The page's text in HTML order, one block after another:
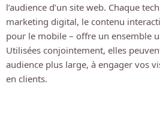
l’audience d’un site web. Chaque
marketing digital, le contenu
pour le mobile – offre un ensemble
Utilisées conjointement, elles
audience plus large, à engager vos
en clients.